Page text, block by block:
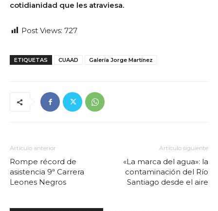
cotidianidad que les atraviesa.
Post Views: 727
ETIQUETAS CUAAD Galería Jorge Martínez
Artículo anterior
Rompe récord de
asistencia 9ª Carrera
Leones Negros
Artículo siguiente
«La marca del agua»: la
contaminación del Río
Santiago desde el aire